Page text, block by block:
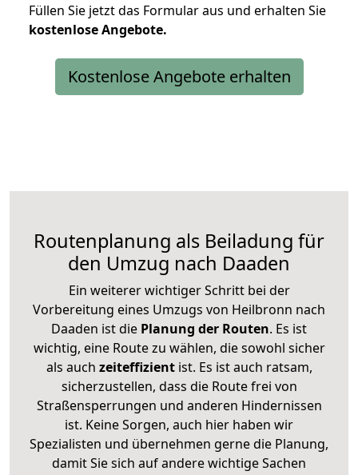
Füllen Sie jetzt das Formular aus und erhalten Sie
kostenloseAngebote.
Kostenlose Angebote erhalten
Routenplanung als Beiladung für
den Umzug nach Daaden
Ein weiterer wichtiger Schritt bei der
Vorbereitung eines Umzugs von Heilbronn nach
Daaden ist die Planung der Routen. Es ist
wichtig, eine Route zu wählen, die sowohl sicher
als auch zeiteffizientist. Es ist auch ratsam,
sicherzustellen, dass die Route frei von
Straßensperrungen und anderen Hindernissen
ist. Keine Sorgen, auch hier haben wir
Spezialisten und übernehmen gerne die Planung,
damit Sie sich auf andere wichtige Sachen